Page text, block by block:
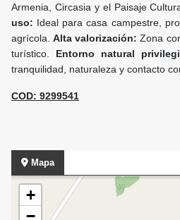
Armenia, Circasia y el Paisaje
uso: Ideal para casa campestre,
agrícola.Alta valorización: Zona
turístico. Entorno natural
tranquilidad, naturaleza y contacto
COD: 9299541
Mapa
+
−